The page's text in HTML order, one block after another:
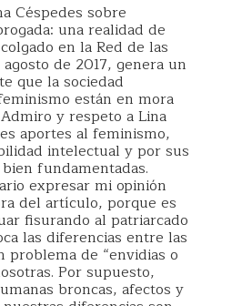
Céspedes sobre
una realidad de
en la Red de las
de 2017, genera un
que la sociedad
están en mora
y respeto a Lina
aportes al feminismo,
intelectual y por sus
fundamentadas.
expresar mi opinión
del artículo, porque es
fisurando al patriarcado
las diferencias entre las
problema de “envidias o
Por supuesto,
broncas, afectos y